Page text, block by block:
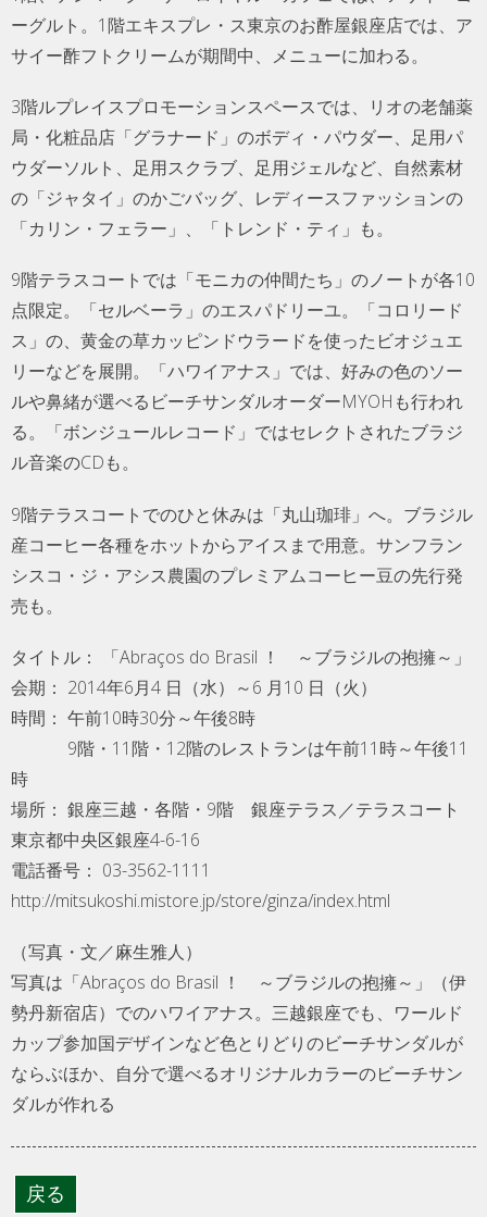
ーグルト。1階エキスプレ・ス東京のお酢屋銀座店では、ア
サイー酢フトクリームが期間中、メニューに加わる。
3階ルプレイスプロモーションスペースでは、リオの老舗薬
局・化粧品店「グラナード」のボディ・パウダー、足用パ
ウダーソルト、足用スクラブ、足用ジェルなど、自然素材
の「ジャタイ」のかごバッグ、レディースファッションの
「カリン・フェラー」、「トレンド・ティ」も。
9階テラスコートでは「モニカの仲間たち」のノートが各10
点限定。「セルベーラ」のエスパドリーユ。「コロリード
ス」の、黄金の草カッピンドウラードを使ったビオジュエ
リーなどを展開。「ハワイアナス」では、好みの色のソー
ルや鼻緒が選べるビーチサンダルオーダーMYOHも行われ
る。「ボンジュールレコード」ではセレクトされたブラジ
ル音楽のCDも。
9階テラスコートでのひと休みは「丸山珈琲」へ。ブラジル
産コーヒー各種をホットからアイスまで用意。サンフラン
シスコ・ジ・アシス農園のプレミアムコーヒー豆の先行発
売も。
タイトル： 「Abraços do Brasil ！ ～ブラジルの抱擁～」
会期： 2014年6月4 日（水）～6 月10 日（火）
時間： 午前10時30分～午後8時
9階・11階・12階のレストランは午前11時～午後11
時
場所： 銀座三越・各階・9階 銀座テラス／テラスコート
東京都中央区銀座4-6-16
電話番号： 03-3562-1111
http://mitsukoshi.mistore.jp/store/ginza/index.html
（写真・文／麻生雅人）
写真は「Abraços do Brasil ！ ～ブラジルの抱擁～」（伊
勢丹新宿店）でのハワイアナス。三越銀座でも、ワールド
カップ参加国デザインなど色とりどりのビーチサンダルが
ならぶほか、自分で選べるオリジナルカラーのビーチサン
ダルが作れる